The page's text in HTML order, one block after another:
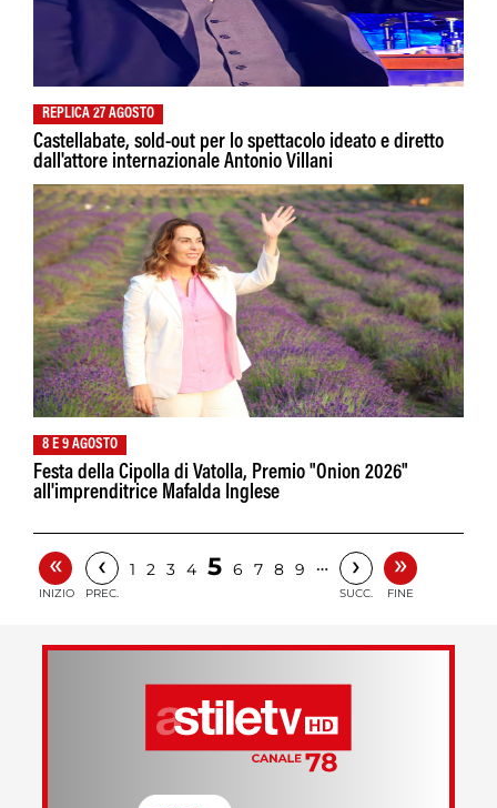
REPLICA 27 AGOSTO
Castellabate, sold-out per lo spettacolo ideato e diretto
dall'attore internazionale Antonio Villani
8 E 9 AGOSTO
Festa della Cipolla di Vatolla, Premio "Onion 2026"
all'imprenditrice Mafalda Inglese
«
INIZIO
‹
PREC.
1 2 3 4 5 6 7 8 9 … ›
SUCC.
»
FINE